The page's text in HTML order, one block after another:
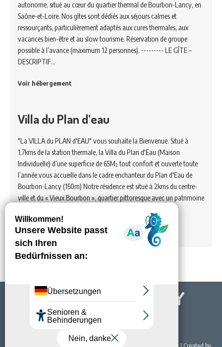
autonome, situé au cœur du quartier thermal de Bourbon-Lancy, en
Saône-et-Loire. Nos gîtes sont dédiés aux séjours calmes et
ressourçants, particulièrement adaptés aux cures thermales, aux
vacances bien-être et au slow tourisme. Réservation de groupe
possible à l’avance (maximum 12 personnes). --------- LE GÎTE –
DESCRIPTIF…
Voir hébergement
Villa du Plan d’eau
"La VILLA du PLAN d'EAU" vous souhaite la Bienvenue. Situé à
1,7kms de la station thermale, la Villa du Plan d'Eau (Maison
Individuelle) d’une superficie de 65M² tout confort et ouverte toute
l’année vous accueille dans le cadre enchanteur du Plan d'Eau de
Bourbon-Lancy (150m) Notre résidence est situé à 2kms du centre-
ville et du « Vieux Bourbon », quartier pittoresque avec un patrimoine
Voir hébergement